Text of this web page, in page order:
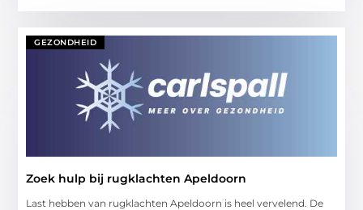
GEZONDHEID
Zoek hulp bij rugklachten Apeldoorn
Last hebben van rugklachten Apeldoorn is heel vervelend. De